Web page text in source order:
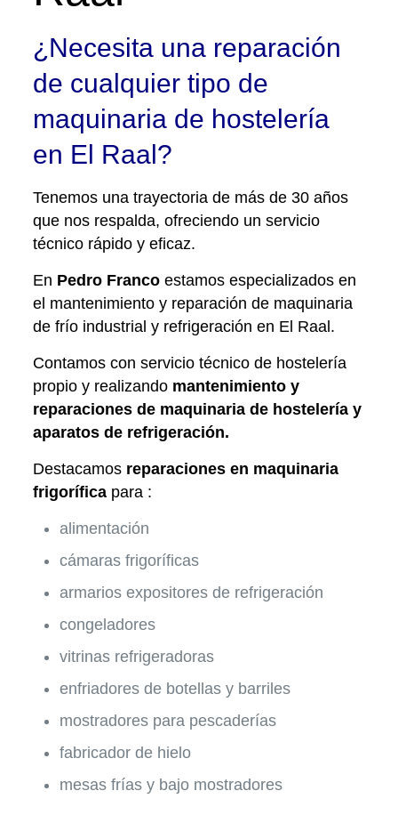
¿Necesita una reparación
de cualquier tipo de
maquinaria de hostelería
en El Raal?
Tenemos una trayectoria de más de 30 años
que nos respalda, ofreciendo un servicio
técnico rápido y eficaz.
En Pedro Francoestamos especializados en
el mantenimiento y reparación de maquinaria
de frío industrial y refrigeración en El Raal.
Contamos con servicio técnico de hostelería
propio y realizando mantenimiento y
reparaciones de maquinaria de hostelería y
aparatos de refrigeración.
Destacamos reparaciones en maquinaria
frigoríficapara :
alimentación
cámaras frigoríficas
armarios expositores de refrigeración
congeladores
vitrinas refrigeradoras
enfriadores de botellas y barriles
mostradores para pescaderías
fabricador de hielo
mesas frías y bajo mostradores